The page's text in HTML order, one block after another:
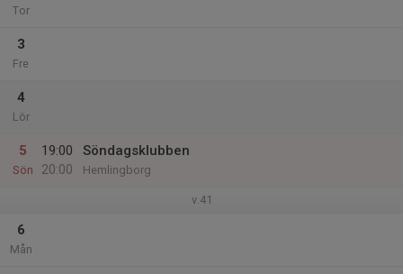
Tor
3
Fre
4
Lör
5
Sön
19:00
20:00
Söndagsklubben
Hemlingborg
v.41
6
Mån